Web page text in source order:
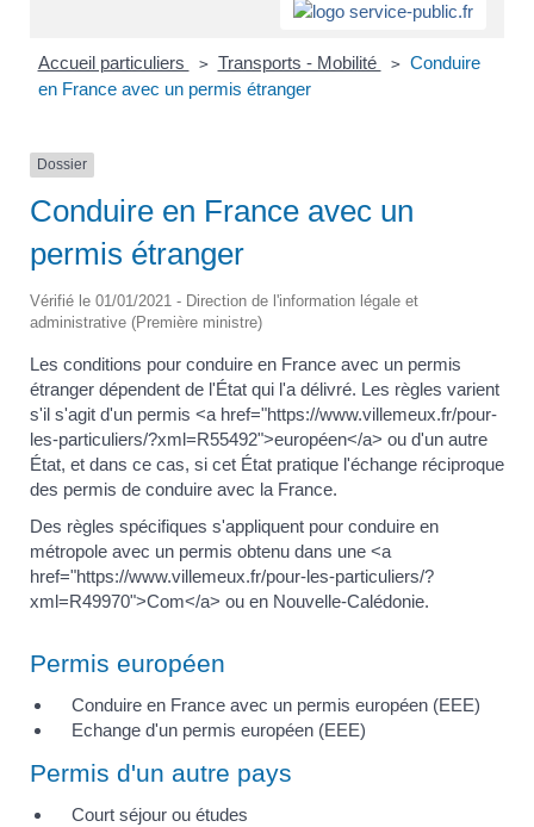
Accueil particuliers > Transports - Mobilité > Conduire
en France avec un permis étranger
Dossier
Conduire en France avec un
permis étranger
Vérifié le 01/01/2021 - Direction de l'information légale et
administrative (Première ministre)
Les conditions pour conduire en France avec un permis
étranger dépendent de l'État qui l'a délivré. Les règles varient
s'il s'agit d'un permis <a href="https://www.villemeux.fr/pour-
les-particuliers/?xml=R55492">européen</a> ou d'un autre
État, et dans ce cas, si cet État pratique l'échange réciproque
des permis de conduire avec la France.
Des règles spécifiques s'appliquent pour conduire en
métropole avec un permis obtenu dans une <a
href="https://www.villemeux.fr/pour-les-particuliers/?
xml=R49970">Com</a> ou en Nouvelle-Calédonie.
Permis européen
Conduire en France avec un permis européen (EEE)
Echange d'un permis européen (EEE)
Permis d'un autre pays
Court séjour ou études